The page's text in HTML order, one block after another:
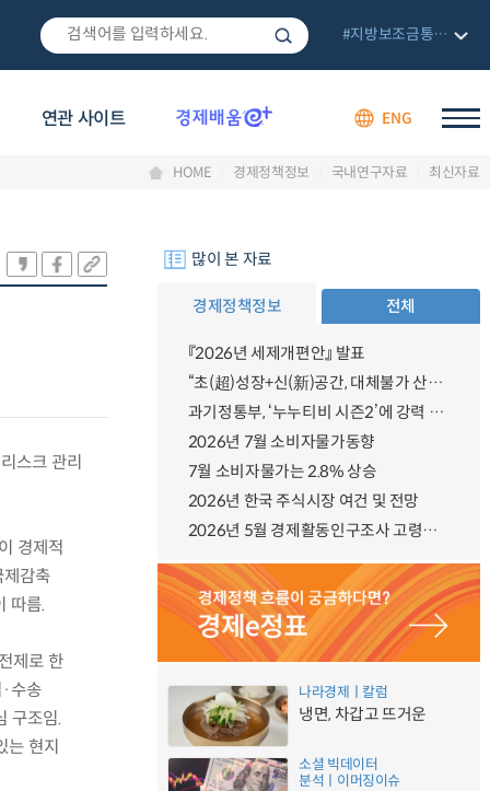
연관 사이트 ENG
#지방보조금통합관리망
HOME 경제정책정보 국내연구자료 최신자료
스크 관리
경제적
감축
따름.
제로 한
수송
구조임.
는 현지
많이 본 자료
경제정책정보 전체
『2026년 세제개편안』 발표
“초(超)성장+신(新)공간, 대체불가 산업강국”
과기정통부, ‘누누티비 시즌2’에 강력 대응 의지 밝혀
2026년 7월 소비자물가동향
7월 소비자물가는 2.8% 상승
2026년 한국 주식시장 여건 및 전망
2026년 5월 경제활동인구조사 고령층 부가조사 결과
나라경제ㅣ칼럼
냉면, 차갑고 뜨거운
소셜 빅데이터
분석ㅣ이머징이슈